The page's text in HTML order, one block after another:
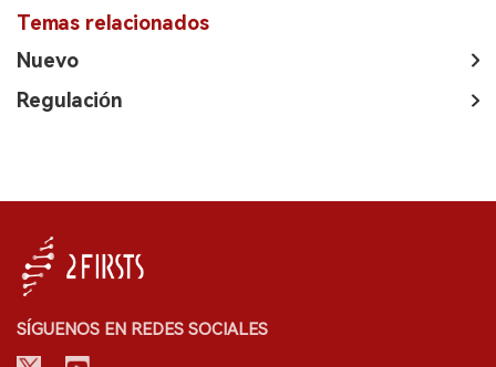
Temas relacionados
Nuevo
Regulación
SÍGUENOS EN REDES SOCIALES